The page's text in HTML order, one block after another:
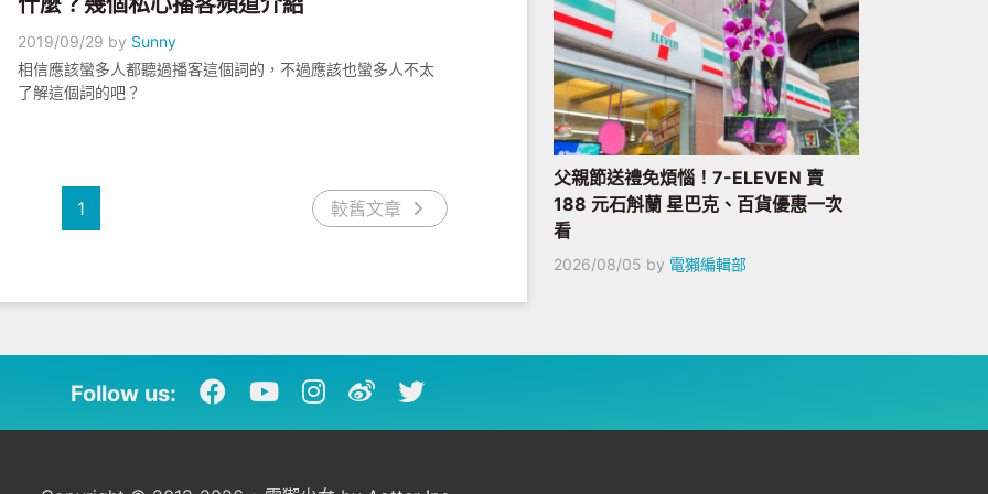
2019/09/29 by Sunny
相信應該蠻多人都聽過播客這個詞的，不過應該也蠻多人不太
了解這個詞的吧？
1 較舊文章
父親節送禮免煩惱！7-ELEVEN 賣
188 元石斛蘭 星巴克、百貨優惠一次
看
2026/08/05 by 電獺編輯部
Follow us: